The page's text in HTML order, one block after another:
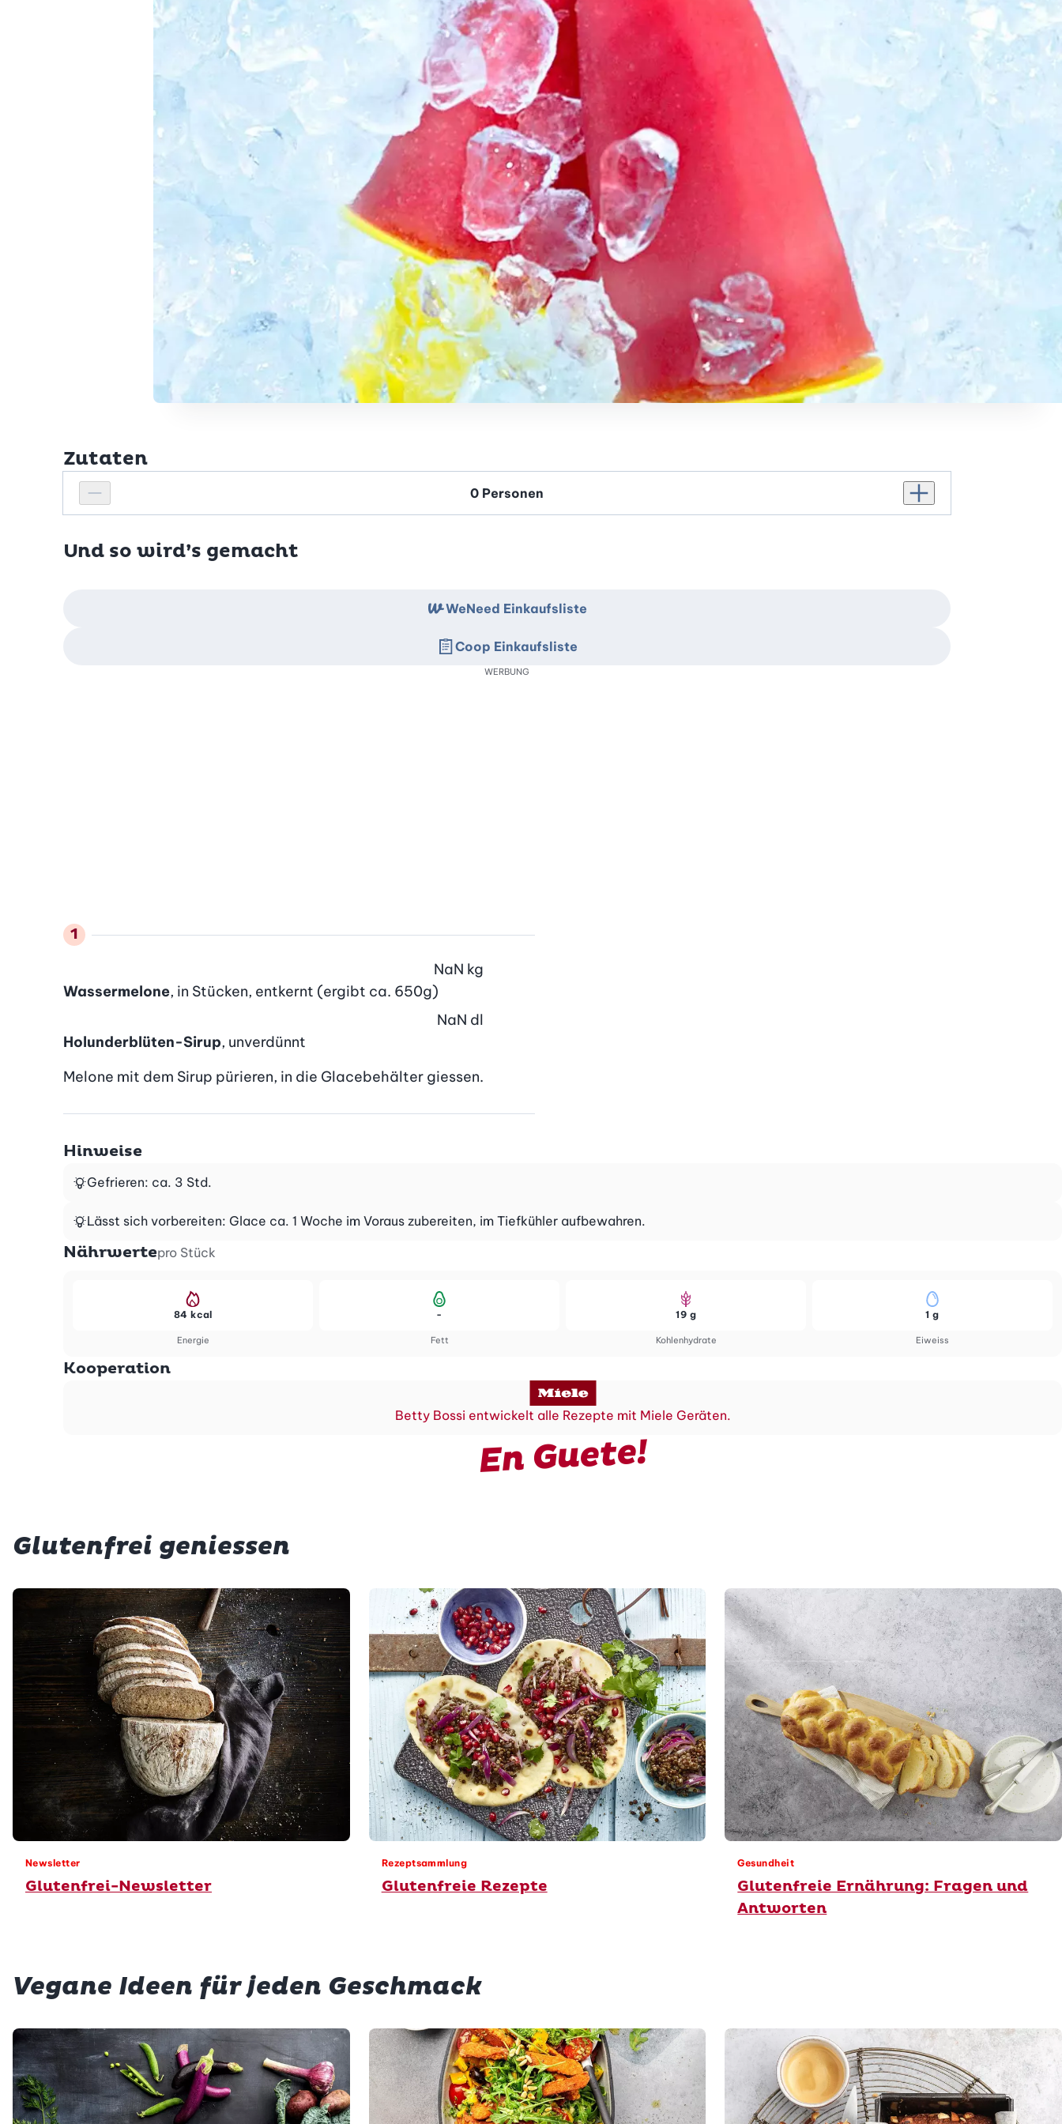
Zutaten
Personenanzahl verringern
Personenanzahl Personenanzahl erhöhen
Und so wird’s gemacht
Wassermelone, in Stücken, entkernt (ergibt ca. 650g)
NaN kg
Holunderblüten-Sirup, unverdünnt
NaN dl
Melone mit dem Sirup pürieren, in die Glacebehälter giessen.
WeNeed Einkaufsliste
Coop Einkaufsliste
WERBUNG
Hinweise
Gefrieren: ca. 3 Std.
Lässt sich vorbereiten: Glace ca. 1 Woche im Voraus zubereiten, im Tiefkühler aufbewahren.
Nährwertepro Stück
Energie
84 kcal
Fett
-
Kohlenhydrate
19 g
Eiweiss
1 g
Kooperation
Betty Bossi entwickelt alle Rezepte mit Miele Geräten.
En Guete!
Glutenfrei geniessen
Newsletter
Glutenfrei-Newsletter
Rezeptsammlung
Glutenfreie Rezepte
Gesundheit
Glutenfreie Ernährung: Fragen und
Antworten
Vegane Ideen für jeden Geschmack